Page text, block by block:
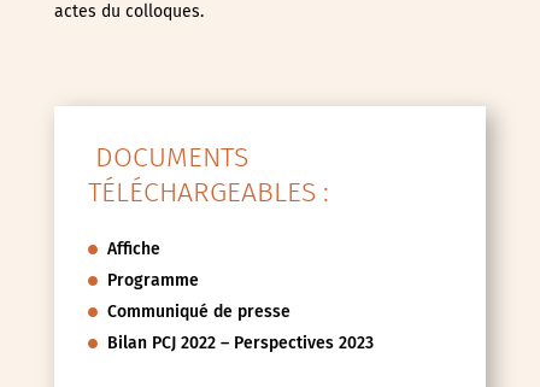
actes du colloques.
DOCUMENTS
TÉLÉCHARGEABLES :
Affiche
Programme
Communiqué de presse
Bilan PCJ 2022 – Perspectives 2023